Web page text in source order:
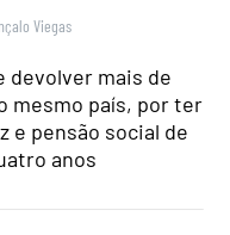
Viegas
devolver mais de
mesmo país, por ter
e pensão social de
anos